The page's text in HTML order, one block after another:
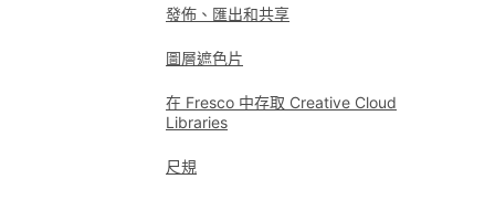
發佈、匯出和共享
圖層遮色片
在 Fresco 中存取 Creative Cloud
Libraries
尺規